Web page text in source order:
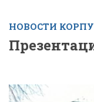
НОВОСТИ